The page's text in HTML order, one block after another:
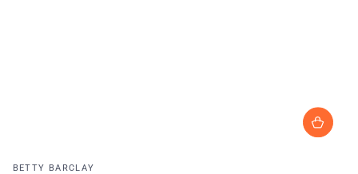
Verkoopster:
BETTY BARCLAY